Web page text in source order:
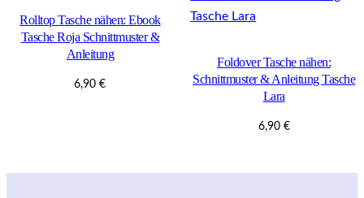
Rolltop Tasche nähen: Ebook
Tasche Roja Schnittmuster &
Anleitung
6,90€
Foldover Tasche nähen:
Schnittmuster & Anleitung Tasche
Lara
6,90 €